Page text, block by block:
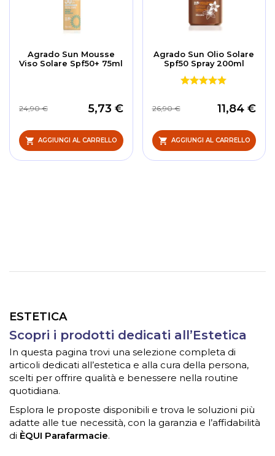
Agrado Sun Mousse
Viso Solare Spf50+ 75ml
5,73 €
24,90 €
AGGIUNGI AL CARRELLO
Agrado Sun Olio Solare
Spf50 Spray 200ml
11,84 €
26,90 €
AGGIUNGI AL CARRELLO
ESTETICA
Scopri i prodotti dedicati all’Estetica
In questa pagina trovi una selezione completa di
articoli dedicati all’estetica e alla cura della persona,
scelti per offrire qualità e benessere nella routine
quotidiana.
Esplora le proposte disponibili e trova le soluzioni più
adatte alle tue necessità, con la garanzia e l’affidabilità
di ÈQUI Parafarmacie.